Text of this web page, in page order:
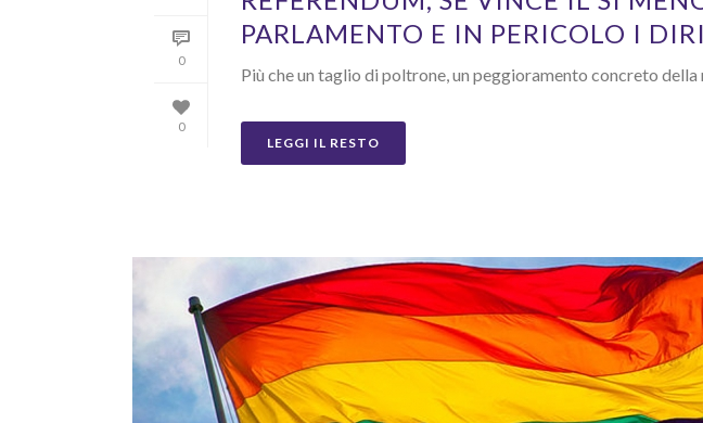
0
0
PARLAMENTO E IN PERICOLO I
Più che un taglio di poltrone, un peggioramento concreto
LEGGI IL RESTO